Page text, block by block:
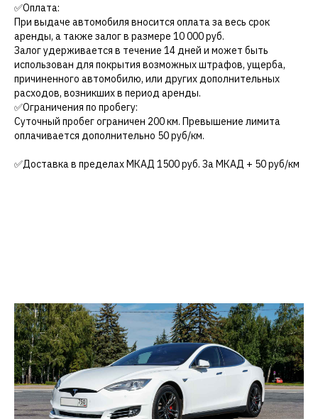
✅Оплата:
При выдаче автомобиля вносится оплата за весь срок
аренды, а также залог в размере 10 000 руб.
Залог удерживается в течение 14 дней и может быть
использован для покрытия возможных штрафов, ущерба,
причиненного автомобилю, или других дополнительных
расходов, возникших в период аренды.
✅Ограничения по пробегу:
Суточный пробег ограничен 200 км. Превышение лимита
оплачивается дополнительно 50 руб/км.
✅Доставка в пределах MКАД 1500 руб. За МКАД + 50 руб/км